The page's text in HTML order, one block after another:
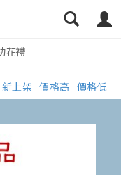
搜尋
花禮
價格低
價格高
新上架